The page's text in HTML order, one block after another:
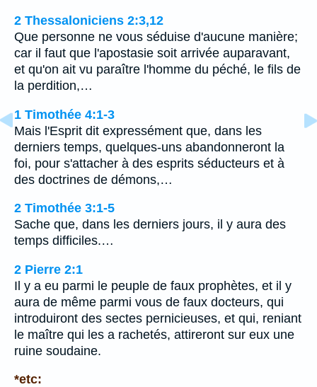
2 Thessaloniciens 2:3,12
Que personne ne vous séduise d'aucune manière;
car il faut que l'apostasie soit arrivée auparavant,
et qu'on ait vu paraître l'homme du péché, le fils de
la perdition,…
1 Timothée 4:1-3
Mais l'Esprit dit expressément que, dans les
derniers temps, quelques-uns abandonneront la
foi, pour s'attacher à des esprits séducteurs et à
des doctrines de démons,…
2 Timothée 3:1-5
Sache que, dans les derniers jours, il y aura des
temps difficiles.…
2 Pierre 2:1
Il y a eu parmi le peuple de faux prophètes, et il y
aura de même parmi vous de faux docteurs, qui
introduiront des sectes pernicieuses, et qui, reniant
le maître qui les a rachetés, attireront sur eux une
ruine soudaine.
*etc: